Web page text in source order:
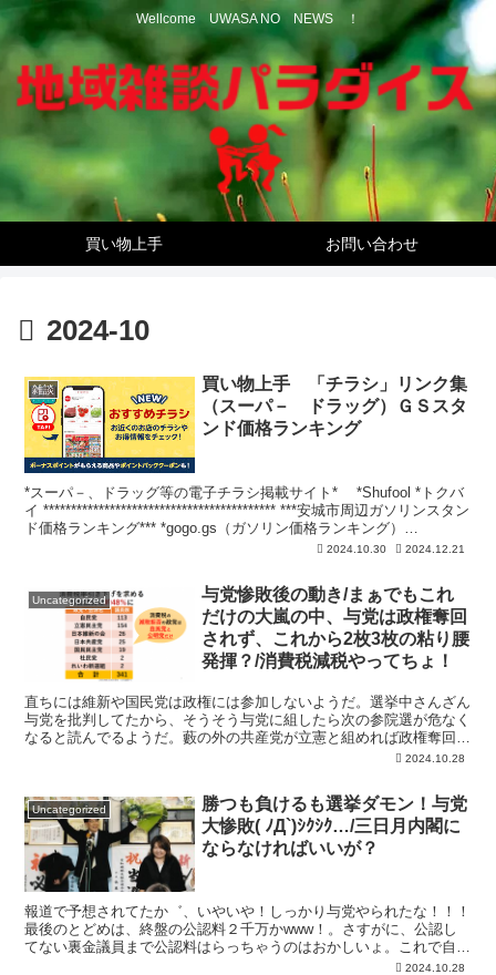
Wellcome UWASA NO NEWS ！
買い物上手 お問い合わせ
2024-10
雑談
買い物上手 「チラシ」リンク集
（スーパ－ ドラッグ）ＧＳスタ
ンド価格ランキング
*スーパ－、ドラッグ等の電子チラシ掲載サイト* *Shufool *トクバ
イ ****************************************** ***安城市周辺ガソリンスタン
ド価格ランキング*** *gogo.gs（ガソリン価格ランキング）
*灯油価格ランキング ************************************
***************************************...
2024.10.30 2024.12.21
Uncategorized
与党惨敗後の動き/まぁでもこれ
だけの大嵐の中、与党は政権奪回
されず、これから2枚3枚の粘り腰
発揮？/消費税減税やってちょ！
直ちには維新や国民党は政権には参加しないようだ。選挙中さんざん
与党を批判してたから、そうそう与党に組したら次の参院選が危なく
なると読んでるようだ。藪の外の共産党が立憲と組めれば政権奪回も
無きにしもあらずのようだが、さすがに立憲組織のレンゴウ女帝が許
権が動き始めるかな？底辺貧乏人としては消費税5％に戻せ！消費税
減税、与野党で団結してやってくれないかな？消費税減税なら、庶民
の消費も回復して又景気が良くなるぞwww。なんで600兆円も内部
留...
2024.10.28
Uncategorized
勝つも負けるも選挙ダモン！与党
大惨敗( ﾉД`)ｼｸｼｸ…/三日月内閣に
ならなければいいが？
報道で予想されてたか゛、いやいや！しっかり与党やられたな！！！
最後のとどめは、終盤の公認料２千万かwww！。さすがに、公認し
てない裏金議員まで公認料はらっちゃうのはおかしいょ。これで自民
の支持率が終盤で毎時間0.1％づつ下がっているとか言われたwww。
2024.10.28